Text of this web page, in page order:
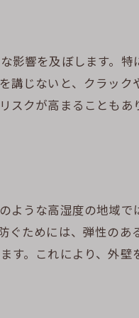
る
夫
法
影響を及ぼします。
じないと、クラッ
クが高まることもあ
うな高湿度の地域
ためには、弾性のあ
。これにより、外